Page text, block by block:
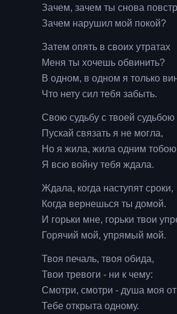
Зачем, зачем ты снова
Зачем нарушил мой покой?
Затем опять в своих утратах
Меня ты хочешь обвинить?
В одном, в одном я только
Что нету сил тебя забыть.
Свою судьбу с твоей судьбою
Пускай связать я не могла,
Но я жила, жила одним
Я всю войну тебя ждала.
Ждала, когда наступят сроки,
Когда вернешься ты домой.
И горьки мне, горьки твои
Горячий мой, упрямый мой.
Твоя печаль, твоя обида,
Твои тревоги - ни к чему:
Смотри, смотри - душа моя
Тебе открыта одному.